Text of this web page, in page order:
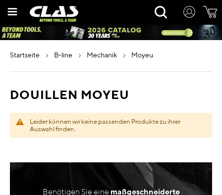
Inhalt
Rechercher
startseite b-line mechanik moyeu
DOUILLEN MOYEU
Leider können wir keine passenden Produkte zu ihrer
Auswahl finden.
Benötigen Sie einemaßgeschneiderte